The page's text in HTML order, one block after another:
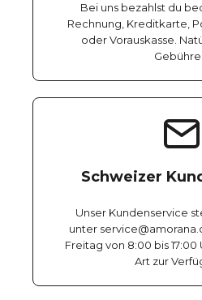
Bei uns bezahlst du
Rechnung, Kreditkarte,
oder Vorauskasse.
Schweizer
Unser Kundenservice
unter
Freitag von 8:00 bis 17:00
Art zur